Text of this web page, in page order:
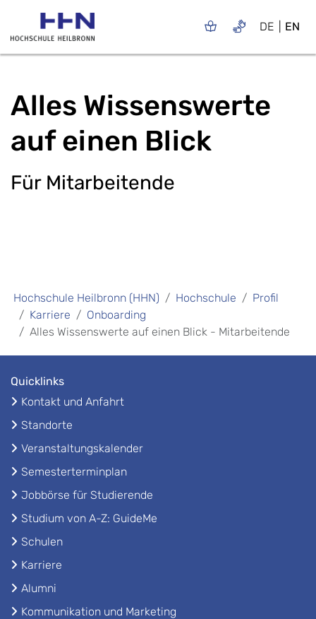
DE EN
Alles Wissenswerte
auf einen Blick
Für Mitarbeitende
Hochschule Heilbronn (HHN) Hochschule
Profil
Karriere
Onboarding
Alles Wissenswerte auf einen Blick - Mitarbeitende
Quicklinks
Kontakt und Anfahrt
Standorte
Veranstaltungskalender
Semesterterminplan
Jobbörse für Studierende
Studium von A-Z: GuideMe
Schulen
Karriere
Alumni
Kommunikation und Marketing